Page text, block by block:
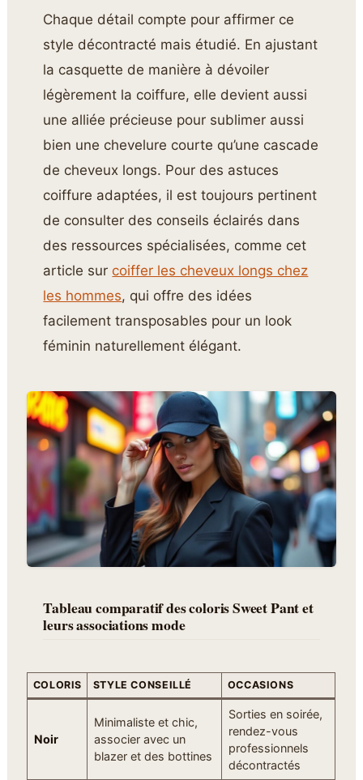
Chaque détail compte pour affirmer ce
style décontracté mais étudié. En ajustant
la casquette de manière à dévoiler
légèrement la coiffure, elle devient aussi
une alliée précieuse pour sublimer aussi
bien une chevelure courte qu’une cascade
de cheveux longs. Pour des astuces
coiffure adaptées, il est toujours pertinent
de consulter des conseils éclairés dans
des ressources spécialisées, comme cet
article sur coiffer les cheveux longs chez
les hommes, qui offre des idées
facilement transposables pour un look
féminin naturellement élégant.
Tableau comparatif des coloris Sweet Pant et
leurs associations mode
COLORIS STYLE CONSEILLÉ OCCASIONS
Noir
Minimaliste et chic,
associer avec un
blazer et des bottines
Sorties en soirée,
rendez-vous
professionnels
décontractés